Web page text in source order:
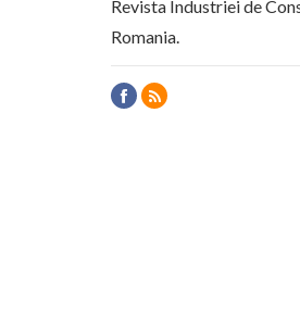
Revista Industriei de
Romania.